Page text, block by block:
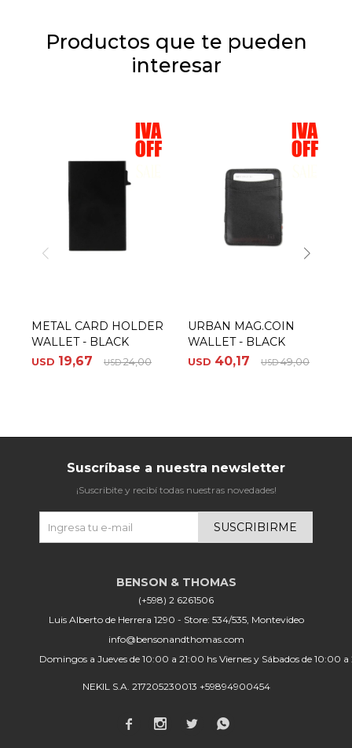
Productos que te pueden
interesar
METAL CARD HOLDER
WALLET - BLACK
USD 19,67 USD 24,00
URBAN MAG.COIN
WALLET - BLACK
USD 40,17 USD 49,00
(+598) 2 6261506
Luis Alberto de Herrera 1290 - Store: 534/535, Montevideo
info@bensonandthomas.com
Domingos a Jueves de 10:00 a 21:00 hs Viernes y Sábados de 10:00
NEKIL S.A. 217205230013 +59894900454
   
Suscríbase a nuestra newsletter
¡Suscribite y recibí todas nuestras novedades!
SUSCRIBIRME